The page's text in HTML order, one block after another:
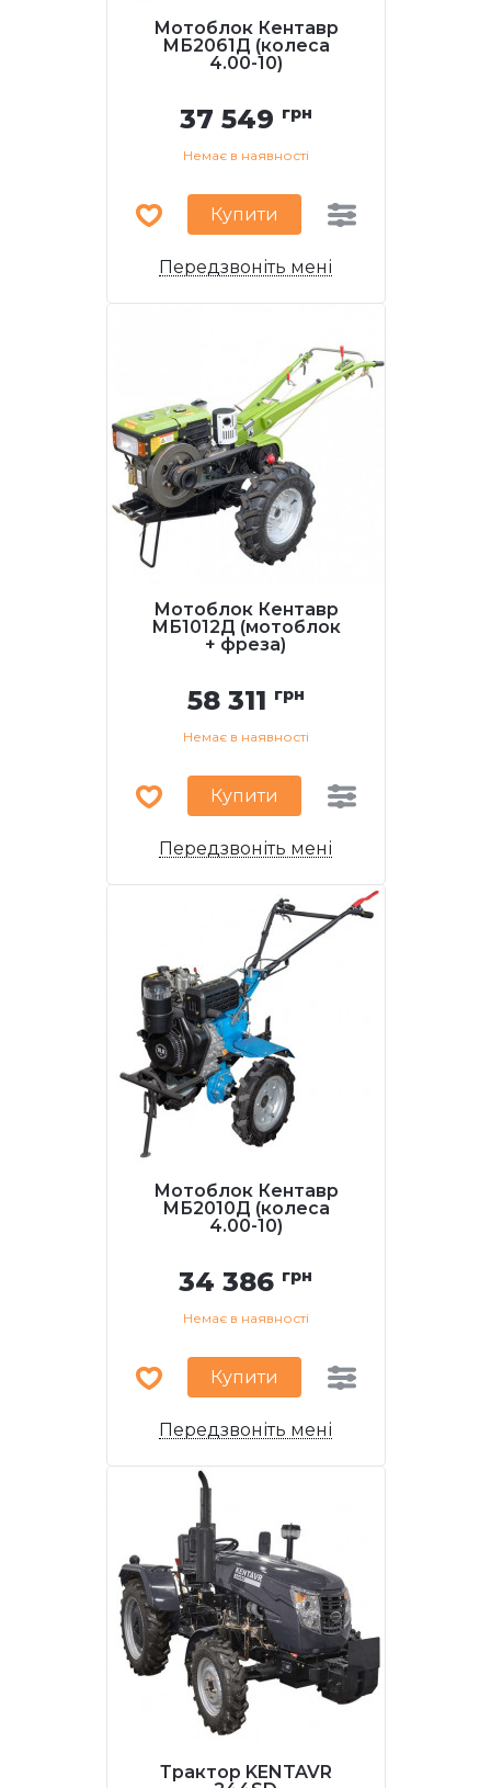
Мотоблок Кентавр
МБ2061Д (колеса
4.00-10)
37 549 грн
Немає в наявності
Купити
Передзвоніть мені
Мотоблок Кентавр
МБ1012Д (мотоблок
+ фреза)
58 311 грн
Немає в наявності
Купити
Передзвоніть мені
Мотоблок Кентавр
МБ2010Д (колеса
4.00-10)
34 386 грн
Немає в наявності
Купити
Передзвоніть мені
Трактор KENTAVR